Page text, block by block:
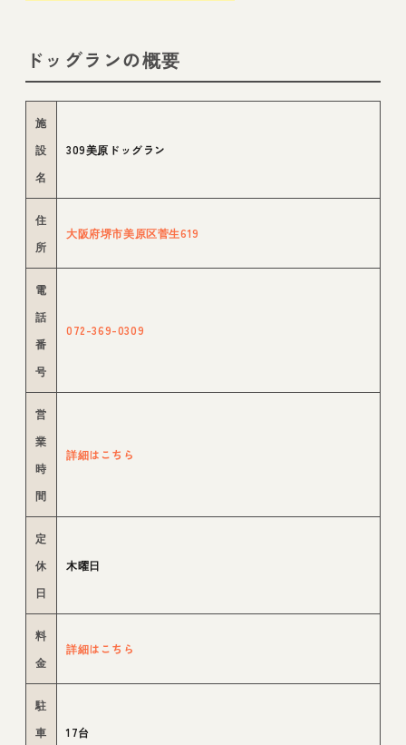
20.【大阪府大阪市】足に優しい人工芝採用！
屋根付きエリアありのドッグラン「Angela
and Daddy’s CAFE」
21.【河内長野市】トリミングサロン併設の貸
し切りで利用できる室内ドッグラン「ドッグ
サロン UNE」
休業・閉業してしまった大阪のドッグラン
獣医師監修「おやつ」新発売！フリーズドラ
イで保存料無添加
ドッグランの概要
施
設
名
309美原ドッグラン
住
所
大阪府堺市美原区菅生619
電
話
番
号
072-369-0309
営
業
時
間
詳細はこちら
定
休
日
木曜日
料
金
詳細はこちら
駐
車
17台